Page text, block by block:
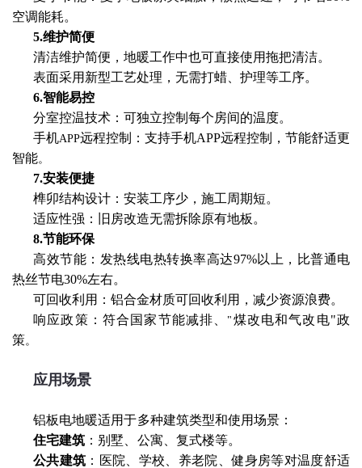
空调能耗。
5.维护简便
清洁维护简便，地暖工作中也可直接使用拖把清洁。
表面采用新型工艺处理，无需打蜡、护理等工序。
6.智能易控
分室控温技术：可独立控制每个房间的温度。
手机APP远程控制：支持手机APP远程控制，节能舒适更
智能。
7.安装便捷
榫卯结构设计：安装工序少，施工周期短。
适应性强：旧房改造无需拆除原有地板。
8.节能环保
高效节能：发热线电热转换率高达97%以上，比普通电
热丝节电30%左右。
可回收利用：铝合金材质可回收利用，减少资源浪费。
响应政策：符合国家节能减排、
" 煤改电和气改电"政
策。
应用场景
铝板电地暖适用于多种建筑类型和使用场景：
住宅建筑 ：别墅、公寓、复式楼等。
公共建筑 ：医院、学校、养老院、健身房等对温度舒适